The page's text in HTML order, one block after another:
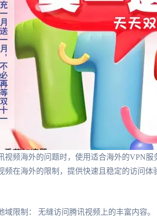
视频海外的问题时，使用适合海外的VPN
频在海外的限制，提供快速且稳定的访问
域限制： 无缝访问腾讯视频上的丰富内容。